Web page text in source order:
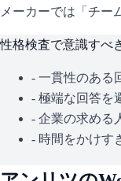
メーカーでは「チー
性格検査で意識すべ
- 一貫性のある
- 極端な回答を
- 企業の求める
- 時間をかけす